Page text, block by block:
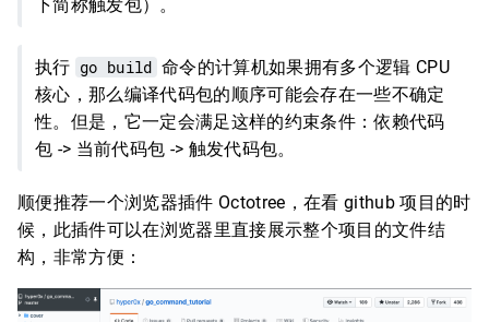
下简称触发包）。
执行 go build 命令的计算机如果拥有多个逻辑 CPU
核心，那么编译代码包的顺序可能会存在一些不确定
性。但是，它一定会满足这样的约束条件：依赖代码
包 -> 当前代码包 -> 触发代码包。
顺便推荐一个浏览器插件 Octotree，在看 github 项目的时
候，此插件可以在浏览器里直接展示整个项目的文件结
构，非常方便：